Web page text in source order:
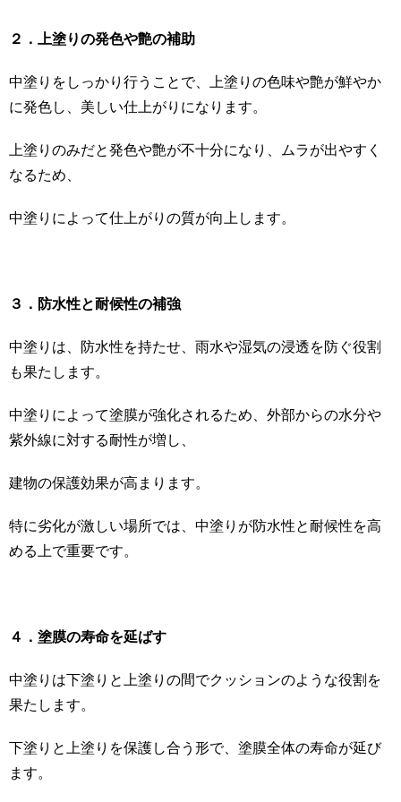
２．上塗りの発色や艶の補助
中塗りをしっかり行うことで、上塗りの色味や艶が鮮やか
に発色し、美しい仕上がりになります。
上塗りのみだと発色や艶が不十分になり、ムラが出やすく
なるため、
中塗りによって仕上がりの質が向上します。
３．防水性と耐候性の補強
中塗りは、防水性を持たせ、雨水や湿気の浸透を防ぐ役割
も果たします。
中塗りによって塗膜が強化されるため、外部からの水分や
紫外線に対する耐性が増し、
建物の保護効果が高まります。
特に劣化が激しい場所では、中塗りが防水性と耐候性を高
める上で重要です。
４．塗膜の寿命を延ばす
中塗りは下塗りと上塗りの間でクッションのような役割を
果たします。
下塗りと上塗りを保護し合う形で、塗膜全体の寿命が延び
ます。